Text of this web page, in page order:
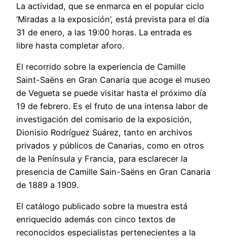
La actividad, que se enmarca en el popular ciclo
‘Miradas a la exposición’, está prevista para el día
31 de enero, a las 19:00 horas. La entrada es
libre hasta completar aforo.
El recorrido sobre la experiencia de Camille
Saint-Saëns en Gran Canaria que acoge el museo
de Vegueta se puede visitar hasta el próximo día
19 de febrero. Es el fruto de una intensa labor de
investigación del comisario de la exposición,
Dionisio Rodríguez Suárez, tanto en archivos
privados y públicos de Canarias, como en otros
de la Península y Francia, para esclarecer la
presencia de Camille Sain-Saëns en Gran Canaria
de 1889 a 1909.
El catálogo publicado sobre la muestra está
enriquecido además con cinco textos de
reconocidos especialistas pertenecientes a la